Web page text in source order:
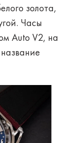
золота,
Часы
Auto V2, на